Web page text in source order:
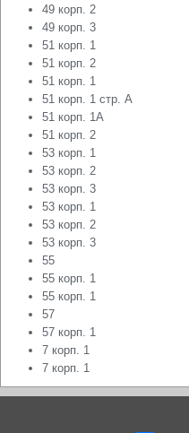
49 корп. 2
49 корп. 3
51 корп. 1
51 корп. 2
51 корп. 1
51 корп. 1 стр. А
51 корп. 1А
51 корп. 2
53 корп. 1
53 корп. 2
53 корп. 3
53 корп. 1
53 корп. 2
53 корп. 3
55
55 корп. 1
55 корп. 1
57
57 корп. 1
7 корп. 1
7 корп. 1